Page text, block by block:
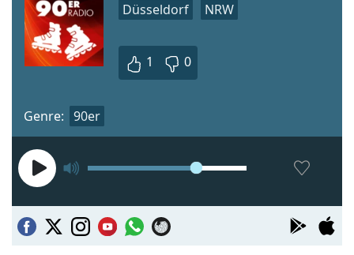
Düsseldorf NRW
1 0
Genre: 90er